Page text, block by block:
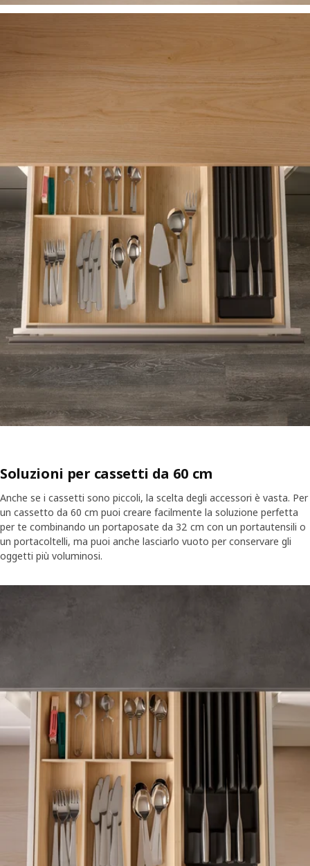
Soluzioni per cassetti da 60 cm
Anche se i cassetti sono piccoli, la scelta degli accessori è vasta. Per
un cassetto da 60 cm puoi creare facilmente la soluzione perfetta
per te combinando un portaposate da 32 cm con un portautensili o
un portacoltelli, ma puoi anche lasciarlo vuoto per conservare gli
oggetti più voluminosi.